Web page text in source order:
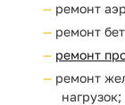
ремонт
ремонт
ремонт
ремонт
нагрузок;